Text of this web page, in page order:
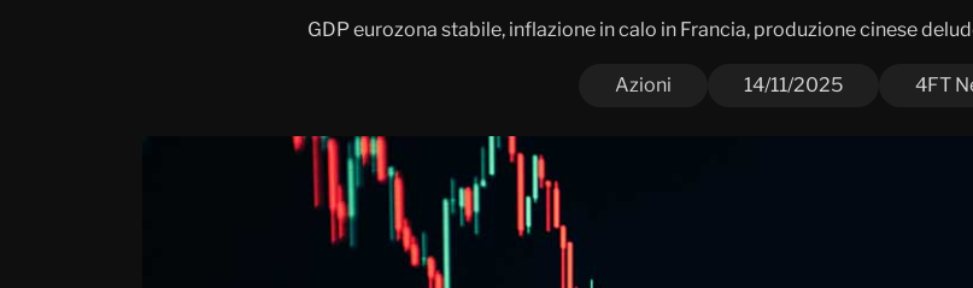
GDP eurozona stabile, inflazione in calo in Francia, produzione cinese
Azioni 14/11/2025 4FT